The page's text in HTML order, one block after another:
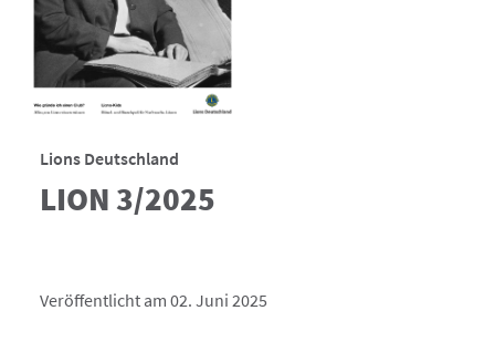
Lions Deutschland
LION 3/2025
Veröffentlicht am 02. Juni 2025